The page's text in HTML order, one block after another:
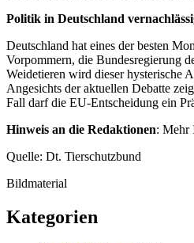
Politik in Deutschland
Deutschland hat eines der besten
Vorpommern, die Bundesregierung
Weidetieren wird dieser hysterische
Angesichts der aktuellen Debatte
Fall darf die EU-Entscheidung ein
Hinweis an die Redaktionen: Mehr
Quelle: Dt. Tierschutzbund
Bildmaterial
Kategorien